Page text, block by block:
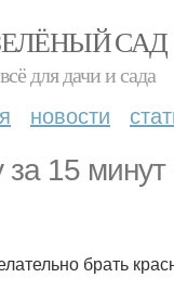
САД
всё для дачи и сада
новости
15
брать